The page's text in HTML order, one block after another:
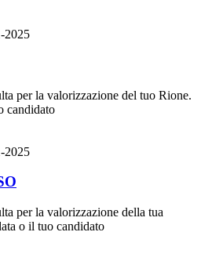
2025
per la valorizzazione del tuo Rione.
candidato
2025
per la valorizzazione della tua
o il tuo candidato